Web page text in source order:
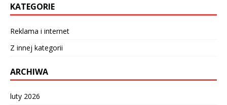
KATEGORIE
Reklama i internet
Z innej kategorii
ARCHIWA
luty 2026